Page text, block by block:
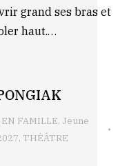
grand ses bras et
haut.…
EN FAMILLE, Jeune
, THÉÂTRE